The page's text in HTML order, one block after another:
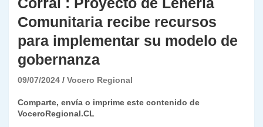
Comunitaria recibe recursos
para implementar su modelo de
gobernanza
09/07/2024 Vocero Regional
Comparte, envía o imprime este contenido de
VoceroRegional.CL